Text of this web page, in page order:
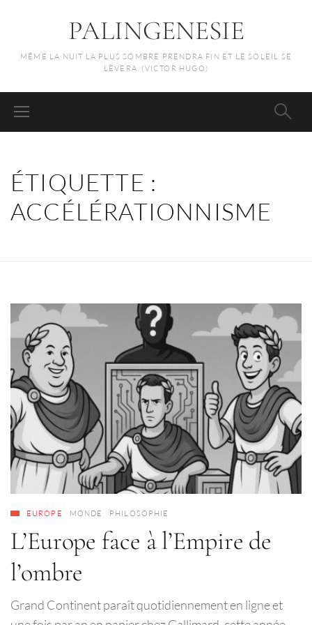
PALINGENESIE
MÊME LA NUIT LA PLUS SOMBRE PRENDRA FIN ET LE SOLEIL SE
LÈVERA. (VICTOR HUGO)
ÉTIQUETTE :
ACCÉLÉRATIONNISME
EUROPE MONDE PHILOSOPHIE
L’Europe face à l’Empire de
l’ombre
Grand Continent paraît quotidiennement en ligne et